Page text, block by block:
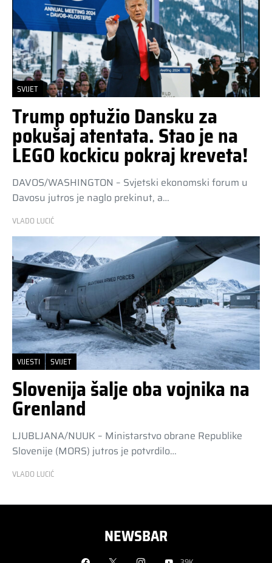
SVIJET
Trump optužio Dansku za
pokušaj atentata. Stao je na
LEGO kockicu pokraj kreveta!
DAVOS/WASHINGTON – Svjetski ekonomski forum u
Davosu jutros je naglo prekinut, a…
VLADO LUCIĆ
VIJESTI SVIJET
Slovenija šalje oba vojnika na
Grenland
LJUBLJANA/NUUK – Ministarstvo obrane Republike
Slovenije (MORS) jutros je potvrdilo…
VLADO LUCIĆ
NEWSBAR